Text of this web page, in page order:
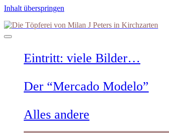
Inhalt überspringen
Die
Töpferei
Kirchzarten
Eintritt: viele Bilder…
Der “Mercado Modelo”
Alles andere